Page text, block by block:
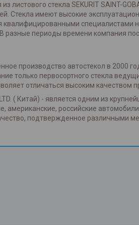
листового стекла SEKURIT SAINT-
Стекла имеют высокие
квалифицированными
периоды времени компания
производство автостекол в 2000
только первосортного стекла
отличаться высоким качеством
LTD. ( Китай) - является одним из
американские, российские
подтвержденное различными